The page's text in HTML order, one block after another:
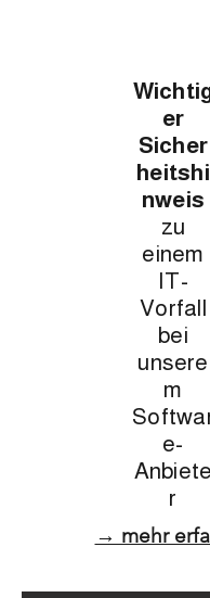
er
Sicher
heitshi
nweis
zu
einem
IT-
Vorfall
bei
unsere
m
e-
Anbiete
r
→ mehr